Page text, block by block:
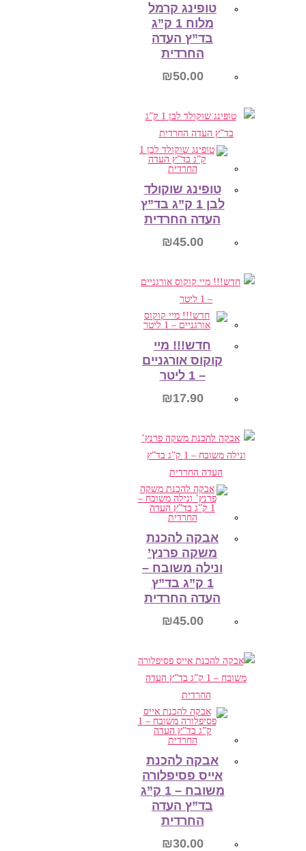
טופינג קרמל
מלוח 1 ק”ג
בד”ץ העדה
החרדית
₪50.00
הוספה לסל
טופינג שוקולד
לבן 1 ק”ג בד”ץ
העדה החרדית
₪45.00
הוספה לסל
חדש!!! מיי
קוקוס אורגניים
– 1 ליטר
₪17.90
הוספה לסל
אבקה להכנת
משקה פרנץ’
ונילה משובח –
1 ק”ג בד”ץ
העדה החרדית
₪45.00
הוספה לסל
אבקה להכנת
אייס פסיפלורה
משובח – 1 ק”ג
בד”ץ העדה
החרדית
₪30.00